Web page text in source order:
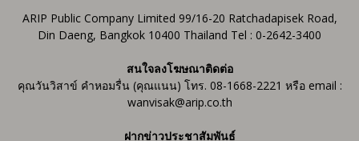
ARIP Public Company Limited 99/16-20 Ratchadapisek Road,
Din Daeng, Bangkok 10400 Thailand Tel : 0-2642-3400
สนใจลงโฆษณาติดต่อ
คุณวันวิสาข์ คำหอมรื่น (คุณแนน) โทร. 08-1668-2221 หรือ email :
wanvisak@arip.co.th
ฝากข่าวประชาสัมพันธ์